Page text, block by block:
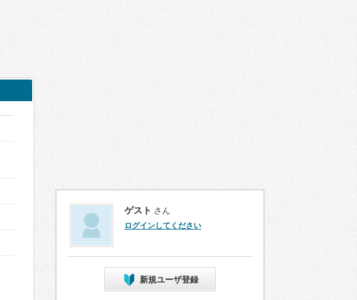
ゲスト さん
ログインしてください
新規ユーザ登録